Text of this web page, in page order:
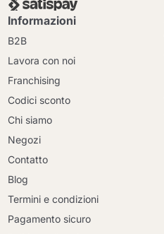
Informazioni
B2B
Lavora con noi
Franchising
Codici sconto
Chi siamo
Negozi
Contatto
Blog
Termini e condizioni
Pagamento sicuro